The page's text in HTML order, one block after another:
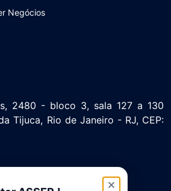
Negócios
2480 - bloco 3, sala 127 a 130
Tijuca, Rio de Janeiro - RJ, CEP: